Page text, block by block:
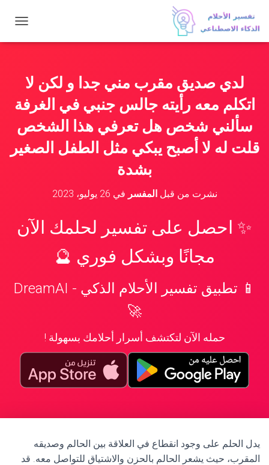
ب
ت
ق
لدي صديق مقرب مني جدا و لكن لا
اتكلم معه رأيته جالس جنبي في الغرفة
سألني شخص هل تعرفي هذا الشخص
قلت له لا أصبح يبكي مثل الطفل الصغير
بشدة
نشرت من قبلالمفسر في 26 يوليو، 2023
✨ احصل على تفسير لحلمك الآن
مجانًا وبشكل فوري 🔮
📱 تطبيق تفسير الأحلام الذكي - DreamAI
🚀
حمله الآن لتكتشف أسرار أحلامك بسهولة !
يدل الحلم على وجود انقطاع في العلاقة بين الحالم وصديقه
المقرب، حيث يشعر الحالم بالحزن والاشتياق للتواصل معه. قد